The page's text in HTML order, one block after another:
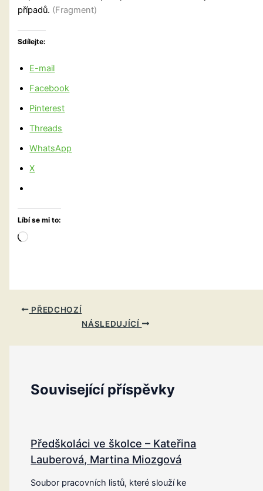
případů. (Fragment)
Sdílejte:
E-mail
Facebook
Pinterest
Threads
WhatsApp
X
Líbí se mi to:
Načítání…
PŘEDCHOZÍ
NÁSLEDUJÍCÍ
Související příspěvky
Předškoláci ve školce – Kateřina
Lauberová, Martina Miozgová
Soubor pracovních listů, které slouží ke